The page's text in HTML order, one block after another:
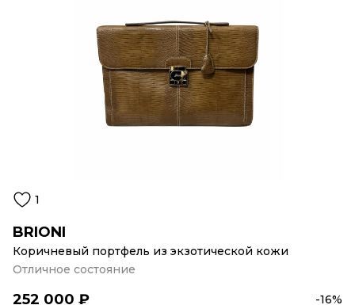
1
BRIONI
Коричневый портфель из экзотической кожи
Отличное состояние
252 000 ₽
-16%